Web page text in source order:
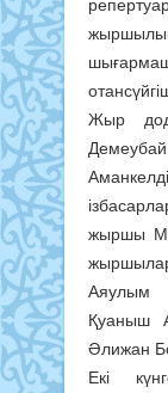
Жыр
жыршы
Аяулым
Қуаныш
Әлижан
Екі